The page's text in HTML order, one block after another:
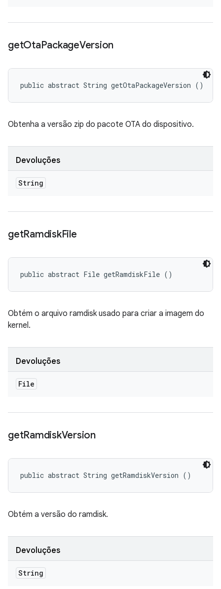
getOtaPackageVersion
public abstract String getOtaPackageVersion ()
Obtenha a versão zip do pacote OTA do dispositivo.
Devoluções
String
getRamdiskFile
public abstract File getRamdiskFile ()
Obtém o arquivo ramdisk usado para criar a imagem do
kernel.
Devoluções
File
getRamdiskVersion
public abstract String getRamdiskVersion ()
Obtém a versão do ramdisk.
Devoluções
String